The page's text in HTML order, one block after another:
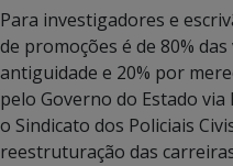
Para investigadores e
de promoções é de 80%
antiguidade e 20% por
pelo Governo do Estado via
o Sindicato dos Policiais
reestruturação das